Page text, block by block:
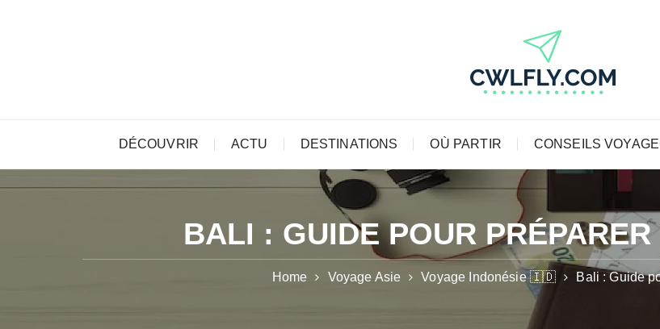
DÉCOUVRIR ACTU DESTINATIONS OÙ PARTIR CONSEILS
BALI : GUIDE POUR
Home Voyage Asie Voyage Indonésie 🇮🇩 Bali : Guide